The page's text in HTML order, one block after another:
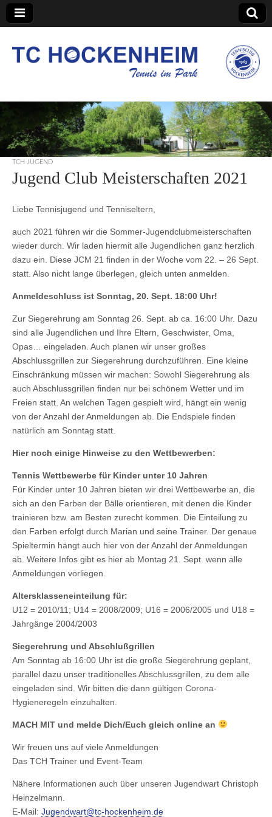
TC Hockenheim
TCH JUGEND
Jugend Club Meisterschaften 2021
Liebe Tennisjugend und Tenniseltern,
auch 2021 führen wir die Sommer-Jugendclubmeisterschaften
wieder durch. Wir laden hiermit alle Jugendlichen ganz herzlich
dazu ein. Diese JCM 21 finden in der Woche vom 22. – 26 Sept.
statt. Also nicht lange überlegen, gleich unten anmelden.
Anmeldeschluss ist Sonntag, 20. Sept. 18:00 Uhr!
Zur Siegerehrung am Sonntag 26. Sept. ab ca. 16:00 Uhr. Dazu
sind alle Jugendlichen und Ihre Eltern, Geschwister, Oma,
Opas… eingeladen. Auch planen wir unser großes
Abschlussgrillen zur Siegerehrung durchzuführen. Eine kleine
Einschränkung müssen wir machen: Sowohl Siegerehrung als
auch Abschlussgrillen finden nur bei schönem Wetter und im
Freien statt. An welchen Tagen gespielt wird, hängt ein wenig
von der Anzahl der Anmeldungen ab. Die Endspiele finden
natürlich am Sonntag statt.
Hier noch einige Hinweise zu den Wettbewerben:
Tennis Wettbewerbe für Kinder unter 10 Jahren
Für Kinder unter 10 Jahren bieten wir drei Wettbewerbe an, die
sich an den Farben der Bälle orientieren, mit denen die Kinder
trainieren bzw. am Besten zurecht kommen. Die Einteilung zu
den Farben erfolgt durch Marian und seine Trainer. Der genaue
Spieltermin hängt auch hier von der Anzahl der Anmeldungen
ab. Weitere Infos gibt es hier ab Montag 21. Sept. wenn alle
Anmeldungen vorliegen.
Altersklasseneinteilung für:
U12 = 2010/11; U14 = 2008/2009; U16 = 2006/2005 und U18 =
Jahrgänge 2004/2003
Siegerehrung und Abschlußgrillen
Am Sonntag ab 16:00 Uhr ist die große Siegerehrung geplant,
parallel dazu unser traditionelles Abschlussgrillen, zu dem alle
eingeladen sind. Wir bitten die dann gültigen Corona-
Hygieneregeln einzuhalten.
MACH MIT und melde Dich/Euch gleich online an
Wir freuen uns auf viele Anmeldungen
Das TCH Trainer und Event-Team
Nähere Informationen auch über unseren Jugendwart Christoph
Heinzelmann.
E-Mail: Jugendwart@tc-hockenheim.de